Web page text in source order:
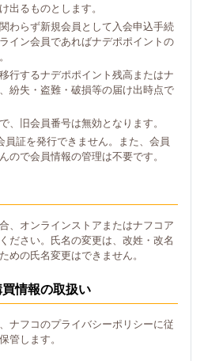
出るものとします。
わらず新規会員として入会申込手続
イン会員であればナデポポイントの
行するナデポポイント残高またはナ
紛失・盗難・破損等の届け出時点で
、旧会員番号は無効となります。
証を発行できません。また、会員
ので会員情報の管理は不要です。
、オンラインストアまたはナフコア
ださい。氏名の変更は、改姓・改名
めの氏名変更はできません。
情報の取扱い
ナフコのプライバシーポリシーに従
管します。